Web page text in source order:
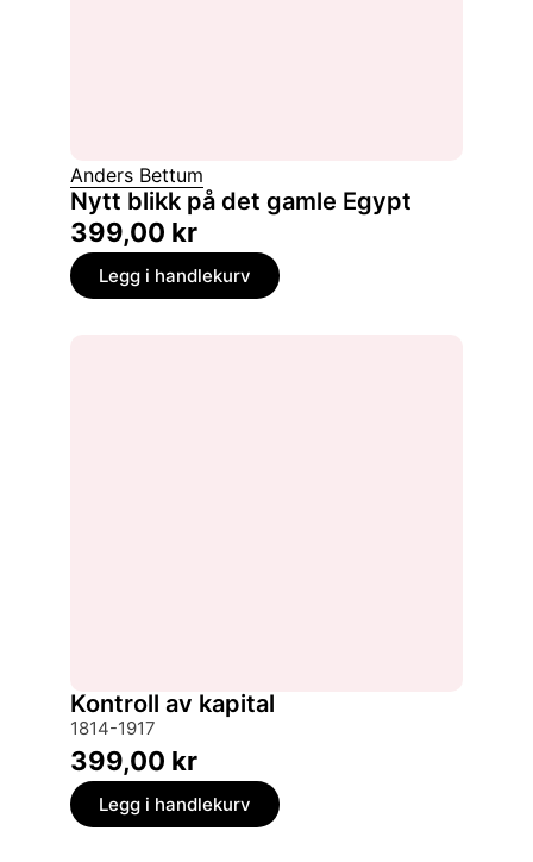
Anders Bettum
Nytt blikk på det gamle Egypt
399,00 kr
Legg i handlekurv
Kontroll av kapital
1814-1917
399,00 kr
Legg i handlekurv